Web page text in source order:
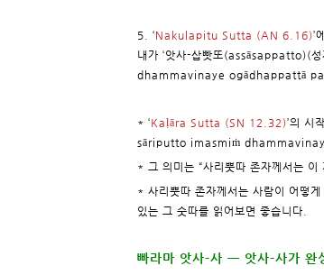
5. ‘Nakulapitu Sutta (AN 6.16)’
내가 ‘앗사-삽빳또
dhammavinaye ogādhappattā
* ‘Kaḷāra Sutta (SN 12.32)’의 시
sāriputto imasmiṁ
* 그 의미는 “사리뿟따 존자께서는 이
* 사리뿟따 존자께서는 사람이 어떻
있는 그 숫따를 읽어보면 좋습니다.
빠라마 앗사-사 ㅡ 앗사-사가 완